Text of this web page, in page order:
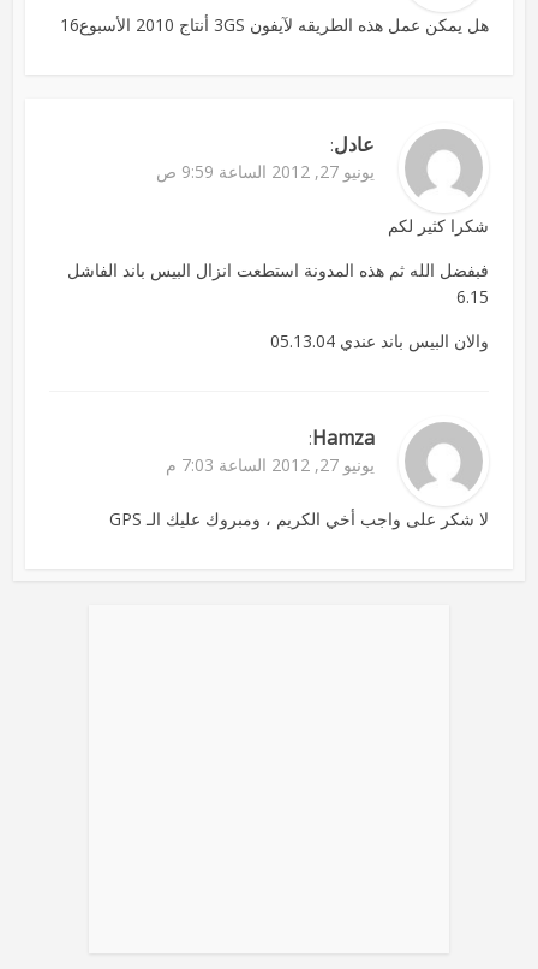
هل يمكن عمل هذه الطريقه لآيفون 3GS أنتاج 2010 الأسبوع16
عادل:
يونيو 27, 2012 الساعة 9:59 ص
شكرا كثير لكم
فبفضل الله ثم هذه المدونة استطعت انزال البيس باند الفاشل
6.15
والان البيس باند عندي 05.13.04
Hamza
:
يونيو 27, 2012 الساعة 7:03 م
لا شكر على واجب أخي الكريم ، ومبروك عليك الـ GPS